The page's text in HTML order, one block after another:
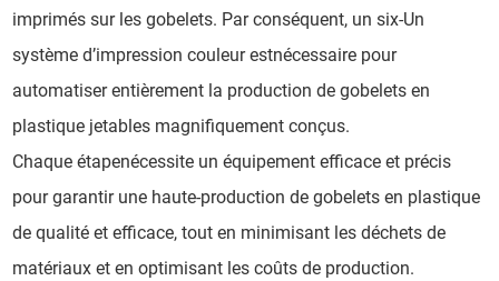
imprimés sur les gobelets. Par conséquent, un six-Un
système d’impression couleur estnécessaire pour
automatiser entièrement la production de gobelets en
plastique jetables magnifiquement conçus.
Chaque étapenécessite un équipement efficace et précis
pour garantir une haute-production de gobelets en plastique
de qualité et efficace, tout en minimisant les déchets de
matériaux et en optimisant les coûts de production.